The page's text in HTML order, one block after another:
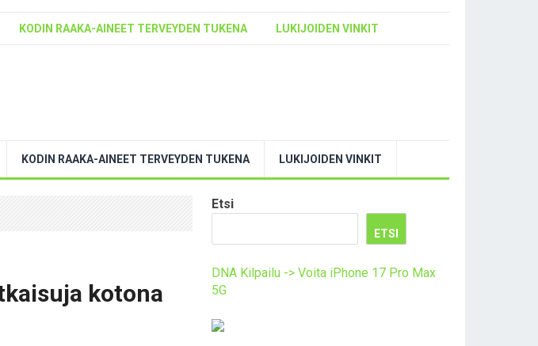
KODIN RAAKA-AINEET TERVEYDEN TUKENA LUKIJOIDEN VINKIT
KODIN RAAKA-AINEET TERVEYDEN TUKENA LUKIJOIDEN VINKIT
kotona
Etsi
ETSI
DNA Kilpailu -> Voita iPhone 17 Pro Max
5G